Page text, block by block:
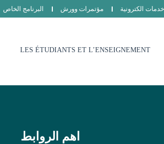
البرنامج الخاص مؤتمرات وورش خدمات الكترونية
LES ÉTUDIANTS ET L’ENSEIGNEMENT
اهم الروابط